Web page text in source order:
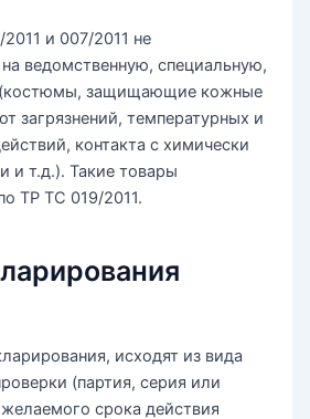
и 007/2011 не
ведомственную, специальную,
защищающие кожные
загрязнений, температурных и
контакта с химически
и т.д.). Такие товары
ТР ТС 019/2011.
исходят из вида
(партия, серия или
срока действия